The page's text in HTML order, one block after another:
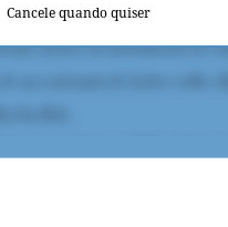
Cancele quando quiser